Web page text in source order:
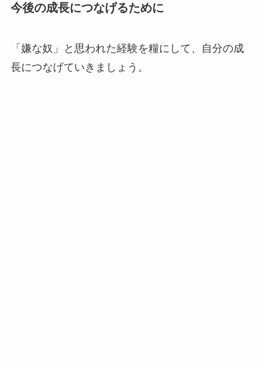
今後の成長につなげるために
「嫌な奴」と思われた経験を糧にして、自分の成
長につなげていきましょう。